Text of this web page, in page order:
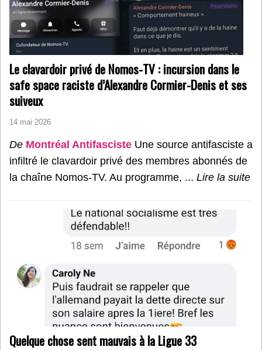
Le clavardoir privé de Nomos-TV : incursion dans le
safe space raciste d’Alexandre Cormier-Denis et ses
suiveux
14 mai 2026
De Montréal Antifasciste Une source antifasciste a
infiltré le clavardoir privé des membres abonnés de
la chaîne Nomos-TV. Au programme, ... Lire la suite
Quelque chose sent mauvais à la Ligue 33